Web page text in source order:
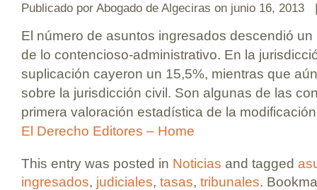
Publicado por Abogado de Algeciras on junio 16,
El número de asuntos ingresados descendió
de lo contencioso-administrativo. En la
suplicación cayeron un 15,5%, mientras que
sobre la jurisdicción civil. Son algunas de las
primera valoración estadística de la
El Derecho Editores – Home
This entry was posted in Noticias and tagged
ingresados, judiciales, tasas, tribunales.